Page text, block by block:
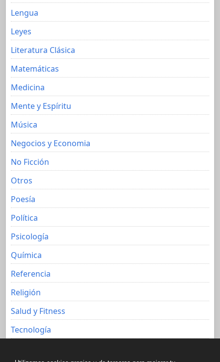
Lengua
Leyes
Literatura Clásica
Matemáticas
Medicina
Mente y Espíritu
Música
Negocios y Economia
No Ficción
Otros
Poesía
Política
Psicología
Química
Referencia
Religión
Salud y Fitness
Tecnología